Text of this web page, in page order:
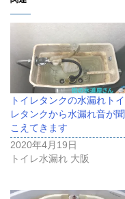
トイレタンクの水漏れトイ
レタンクから水漏れ音が聞
こえてきます
2020年4月19日
トイレ水漏れ 大阪